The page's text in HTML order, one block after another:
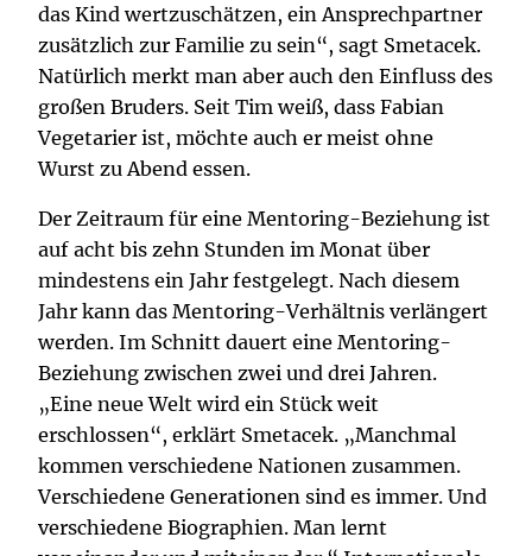
das Kind wertzuschätzen, ein Ansprechpartner
zusätzlich zur Familie zu sein“, sagt Smetacek.
Natürlich merkt man aber auch den Einfluss des
großen Bruders. Seit Tim weiß, dass Fabian
Vegetarier ist, möchte auch er meist ohne
Wurst zu Abend essen.
Der Zeitraum für eine Mentoring-Beziehung ist
auf acht bis zehn Stunden im Monat über
mindestens ein Jahr festgelegt. Nach diesem
Jahr kann das Mentoring-Verhältnis verlängert
werden. Im Schnitt dauert eine Mentoring-
Beziehung zwischen zwei und drei Jahren.
„Eine neue Welt wird ein Stück weit
erschlossen“, erklärt Smetacek. „Manchmal
kommen verschiedene Nationen zusammen.
Verschiedene Generationen sind es immer. Und
verschiedene Biographien. Man lernt